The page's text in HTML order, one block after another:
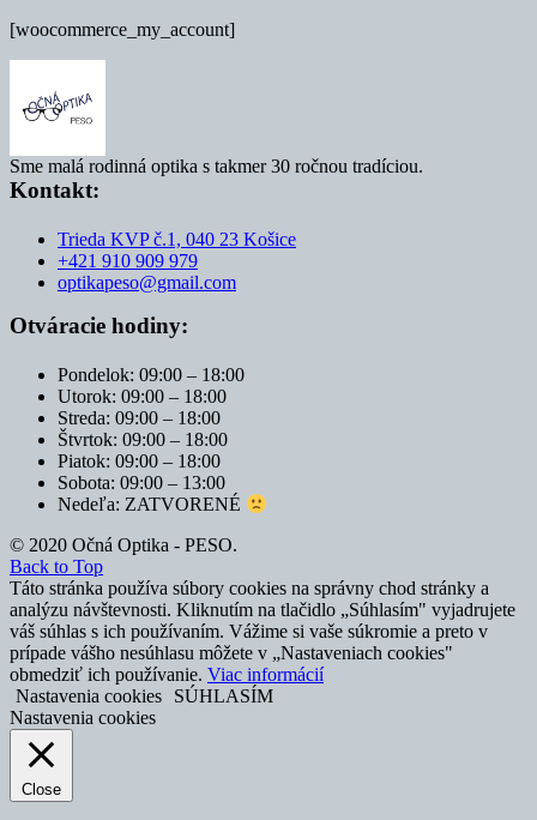
[woocommerce_my_account]
Sme malá rodinná optika s takmer 30 ročnou tradíciou.
Kontakt:
Trieda KVP č.1, 040 23 Košice
+421 910 909 979
optikapeso@gmail.com
Otváracie hodiny:
Pondelok: 09:00 – 18:00
Utorok: 09:00 – 18:00
Streda: 09:00 – 18:00
Štvrtok: 09:00 – 18:00
Piatok: 09:00 – 18:00
Sobota: 09:00 – 13:00
Nedeľa: ZATVORENÉ
© 2020 Očná Optika - PESO.
Back to Top
Táto stránka používa súbory cookies na správny chod stránky a
analýzu návštevnosti. Kliknutím na tlačidlo „Súhlasím" vyjadrujete
váš súhlas s ich používaním. Vážime si vaše súkromie a preto v
prípade vášho nesúhlasu môžete v „Nastaveniach cookies"
obmedziť ich používanie. Viac informácií
Nastavenia cookies
SÚHLASÍM
Nastavenia cookies
Close